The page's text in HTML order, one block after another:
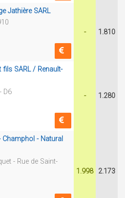
Jathière SARL
- 1.810
fils SARL / Renault-
D6
- 1.280
Champhol - Natural
- Rue de Saint-
1.998 2.173